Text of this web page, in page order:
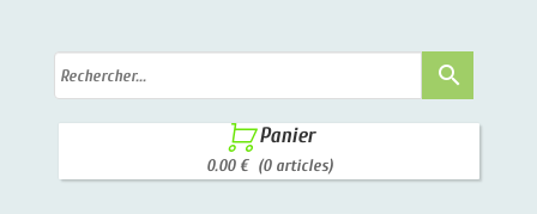
search
 Panier
0.00 € (0 articles)